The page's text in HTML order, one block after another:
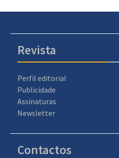
Revista
Perfil editorial
Publicidade
Assinaturas
Newsletter
Contactos